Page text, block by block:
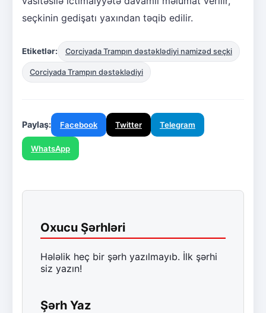
seçkinin gedişatı yaxından təqib edilir.
Etiketlər: Corciyada Trampın dəstəklədiyi namizəd seçki
Corciyada Trampın dəstəklədiyi
Paylaş: Facebook Twitter Telegram
WhatsApp
Oxucu Şərhləri
Hələlik heç bir şərh yazılmayıb. İlk şərhi
siz yazın!
Şərh Yaz